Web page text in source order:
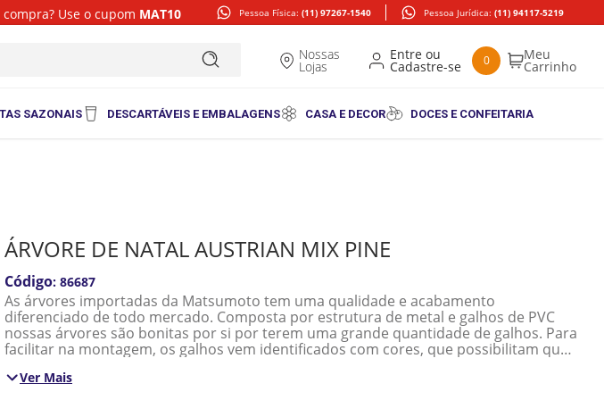
Use o cupom MAT10 Pessoa Física: (11) 97267-1540 Pessoa Jurídica: (11) 94117-5219
Nossas
Lojas 0
SAZONAIS DESCARTÁVEIS E EMBALAGENS CASA E DECOR DOCES E CONFEITARIA
ÁRVORE DE NATAL AUSTRIAN MIX PINE
: 86687
As árvores importadas da Matsumoto tem uma qualidade e acabamento
diferenciado de todo mercado. Composta por estrutura de metal e galhos de PVC
nossas árvores são bonitas por si por terem uma grande quantidade de galhos. Para
facilitar na montagem, os galhos vem identificados com cores, que possibilitam que
segue o diâmetro e quantidade de galhos de cada uma delas: 90CM -> 52,5cm de
Ver Mais